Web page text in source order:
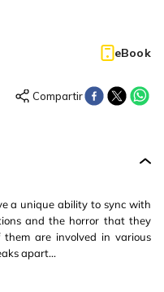
eBook
a unique ability to sync with
and the horror that they
are involved in various
apart...